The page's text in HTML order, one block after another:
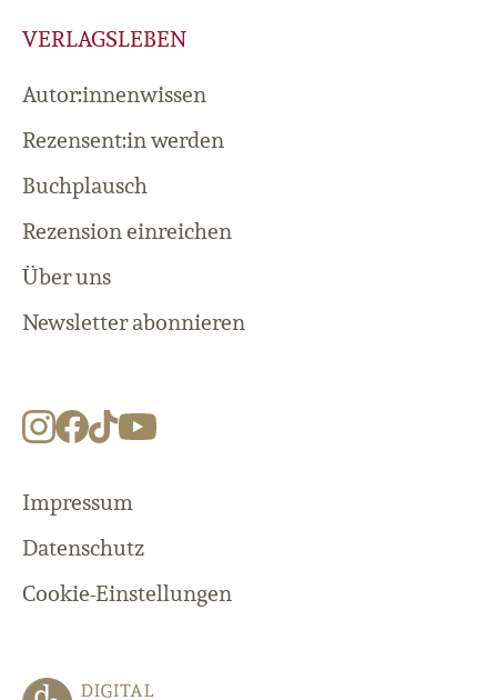
VERLAGSLEBEN
Autor:innenwissen
Rezensent:in werden
Buchplausch
Rezension einreichen
Über uns
Newsletter abonnieren
Impressum
Datenschutz
Cookie-Einstellungen